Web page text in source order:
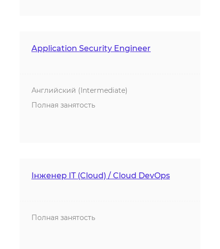
Application Security Engineer
Английский (Intermediate)
Полная занятость
Інженер IT (Cloud) / Cloud DevOps
Полная занятость